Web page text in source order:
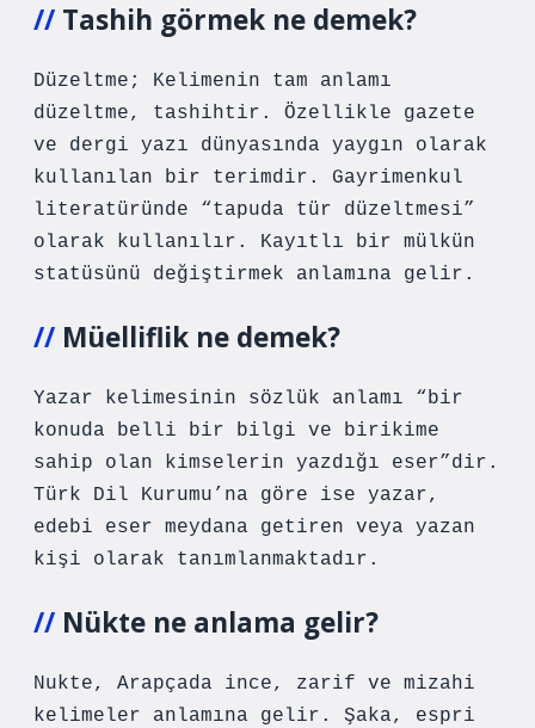
Tashih görmek ne demek?
Düzeltme; Kelimenin tam anlamı
düzeltme, tashihtir. Özellikle gazete
ve dergi yazı dünyasında yaygın olarak
kullanılan bir terimdir. Gayrimenkul
literatüründe “tapuda tür düzeltmesi”
olarak kullanılır. Kayıtlı bir mülkün
statüsünü değiştirmek anlamına gelir.
Müelliflik ne demek?
Yazar kelimesinin sözlük anlamı “bir
konuda belli bir bilgi ve birikime
sahip olan kimselerin yazdığı eser”dir.
Türk Dil Kurumu’na göre ise yazar,
edebi eser meydana getiren veya yazan
kişi olarak tanımlanmaktadır.
Nükte ne anlama gelir?
Nukte, Arapçada ince, zarif ve mizahi
kelimeler anlamına gelir. Şaka, espri